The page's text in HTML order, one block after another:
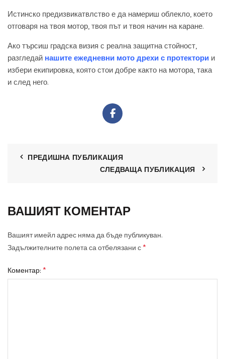
Истинско предизвикатвлство е да намериш облекло, което
отговаря на твоя мотор, твоя път и твоя начин на каране.
Ако търсиш градска визия с реална защитна стойност,
разгледай нашите ежедневни мото дрехи с протектори и
избери екипировка, която стои добре както на мотора, така
и след него.
ПРЕДИШНА ПУБЛИКАЦИЯ
СЛЕДВАЩА ПУБЛИКАЦИЯ
ВАШИЯТ КОМЕНТАР
Вашият имейл адрес няма да бъде публикуван.
Задължителните полета са отбелязани с *
Коментар: *